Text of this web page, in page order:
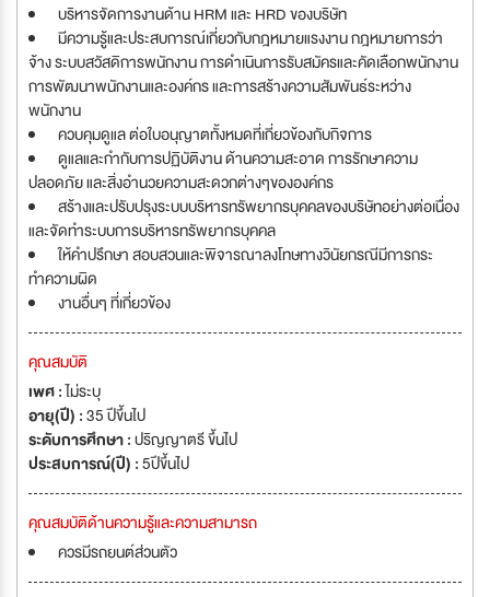
บริหารจัดการงานด้าน HRM และ HRD ของบริษัท
มีความรู้และประสบการณ์เกี่ยวกับกฎหมายแรงงาน กฎหมายการว่า
จ้าง ระบบสวัสดิการพนักงาน การดำเนินการรับสมัครและคัดเลือกพนักงาน
การพัฒนาพนักงานและองค์กร และการสร้างความสัมพันธ์ระหว่าง
พนักงาน
ควบคุมดูแล ต่อใบอนุญาตทั้งหมดที่เกี่ยวข้องกับกิจการ
ดูแลและกำกับการปฏิบัติงาน ด้านความสะอาด การรักษาความ
ปลอดภัย และสิ่งอำนวยความสะดวกต่างๆขององค์กร
สร้างและปรับปรุงระบบบริหารทรัพยากรบุคคลของบริษัทอย่างต่อเนื่อง
และจัดทำระบบการบริหารทรัพยากรบุคคล
ให้คำปรึกษา สอบสวนและพิจารณาลงโทษทางวินัยกรณีมีการกระ
ทำความผิด
งานอื่นๆ ที่เกี่ยวข้อง
คุณสมบัติ
เพศ :ไม่ระบุ
อายุ(ปี) :35 ปีขึ้นไป
ระดับการศึกษา :ปริญญาตรี ขึ้นไป
ประสบการณ์(ปี) :5ปีขึ้นไป
คุณสมบัติด้านความรู้และความสามารถ
ควรมีรถยนต์ส่วนตัว